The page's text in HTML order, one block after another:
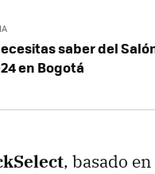
saber del
en Bogotá
, basado